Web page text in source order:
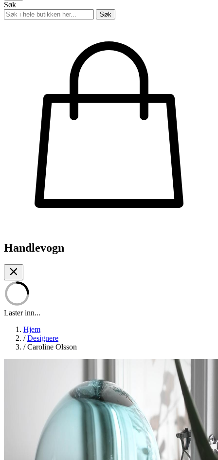
Søk
Søk
Handlevogn
Laster inn...
Hjem
/ Designere
/ Caroline Olsson